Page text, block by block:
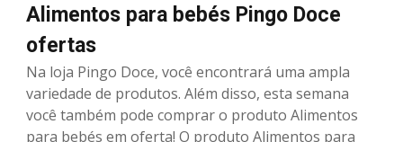
Alimentos para bebés Pingo Doce
ofertas
Na loja Pingo Doce, você encontrará uma ampla
variedade de produtos. Além disso, esta semana
você também pode comprar o produto Alimentos
para bebés em oferta! O produto Alimentos para